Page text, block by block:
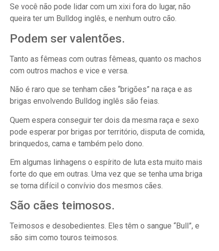
Se você não pode lidar com um xixi fora do lugar, não
queira ter um Bulldog inglês, e nenhum outro cão.
Podem ser valentões.
Tanto as fêmeas com outras fêmeas, quanto os machos
com outros machos e vice e versa.
Não é raro que se tenham cães “brigões” na raça e as
brigas envolvendo Bulldog inglês são feias.
Quem espera conseguir ter dois da mesma raça e sexo
pode esperar por brigas por território, disputa de comida,
brinquedos, cama e também pelo dono.
Em algumas linhagens o espírito de luta esta muito mais
forte do que em outras. Uma vez que se tenha uma briga
se torna difícil o convívio dos mesmos cães.
São cães teimosos.
Teimosos e desobedientes. Eles têm o sangue “Bull”, e
são sim como touros teimosos.